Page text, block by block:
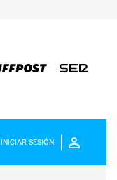
INICIAR SESIÓN